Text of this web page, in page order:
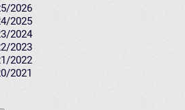
2026
2025
2024
2023
2022
2021